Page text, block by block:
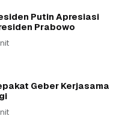
Putin Apresiasi
Prabowo
Geber Kerjasama